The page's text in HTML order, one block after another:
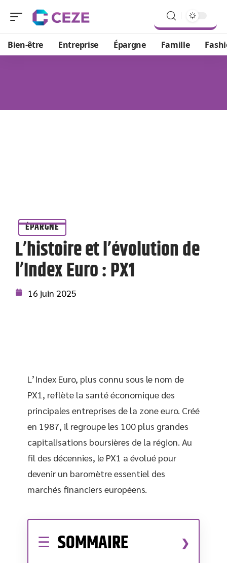
Bien-être Entreprise Épargne Famille
ÉPARGNE
L’histoire et l’évolution de
l’Index Euro : PX1
16 juin 2025
L’Index Euro, plus connu sous le nom de
PX1, reflète la santé économique des
principales entreprises de la zone euro. Créé
en 1987, il regroupe les 100 plus grandes
capitalisations boursières de la région. Au
fil des décennies, le PX1 a évolué pour
devenir un baromètre essentiel des
marchés financiers européens.
SOMMAIRE